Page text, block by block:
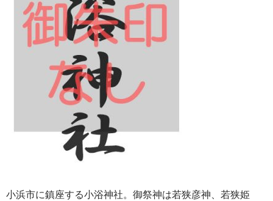
小浜市に鎮座する小浴神社。御祭神は若狭彦神、若狭姫